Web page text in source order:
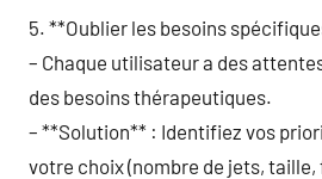
5. **Oublier les besoins
– Chaque utilisateur a des
des besoins thérapeutiques.
– **Solution** : Identifiez vos
votre choix (nombre de jets,